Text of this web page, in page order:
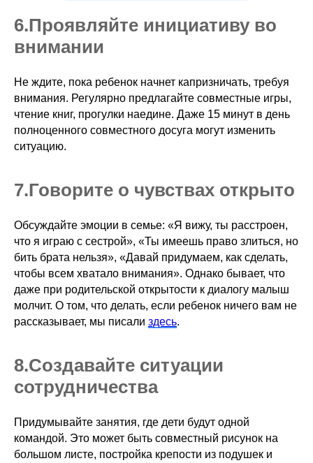
6.ㅤПроявляйте инициативу во
внимании
Не ждите, пока ребенок начнет капризничать, требуя
внимания. Регулярно предлагайте совместные игры,
чтение книг, прогулки наедине. Даже 15 минут в день
полноценного совместного досуга могут изменить
ситуацию.
7.ㅤГоворите о чувствах открыто
Обсуждайте эмоции в семье: «Я вижу, ты расстроен,
что я играю с сестрой», «Ты имеешь право злиться, но
бить брата нельзя», «Давай придумаем, как сделать,
чтобы всем хватало внимания». Однако бывает, что
даже при родительской открытости к диалогу малыш
молчит. О том, что делать, если ребенок ничего вам не
рассказывает, мы писали здесь.
8.ㅤСоздавайте ситуации
сотрудничества
Придумывайте занятия, где дети будут одной
командой. Это может быть совместный рисунок на
большом листе, постройка крепости из подушек и